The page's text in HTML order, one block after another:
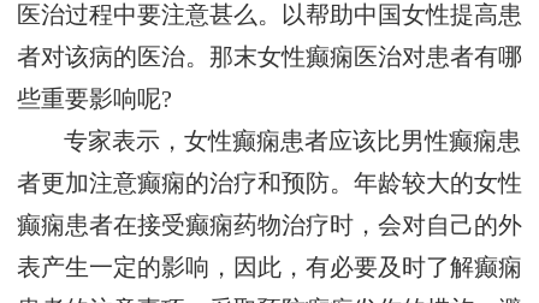
医治过程中要注意甚么。以帮助中国女性提高患
者对该病的医治。那末女性癫痫医治对患者有哪
些重要影响呢?
专家表示，女性癫痫患者应该比男性癫痫患
者更加注意癫痫的治疗和预防。年龄较大的女性
癫痫患者在接受癫痫药物治疗时，会对自己的外
表产生一定的影响，因此，有必要及时了解癫痫